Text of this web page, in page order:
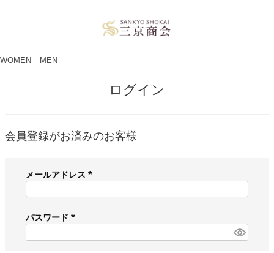
WOMEN MEN
ログイン
会員登録がお済みのお客様
メールアドレス
必
)
パスワード
必